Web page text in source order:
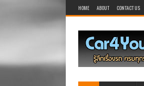
HOME ABOUT CONTACT US